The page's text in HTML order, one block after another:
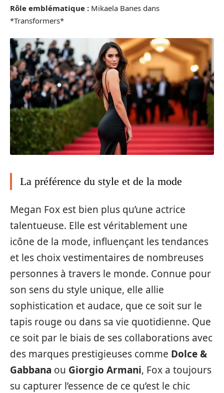
Rôle emblématique : Mikaela Banes dans
*Transformers*
La préférence du style et de la mode
Megan Fox est bien plus qu’une actrice
talentueuse. Elle est véritablement une
icône de la mode, influençant les tendances
et les choix vestimentaires de nombreuses
personnes à travers le monde. Connue pour
son sens du style unique, elle allie
sophistication et audace, que ce soit sur le
tapis rouge ou dans sa vie quotidienne. Que
ce soit par le biais de ses collaborations avec
des marques prestigieuses comme Dolce &
Gabbana ou Giorgio Armani, Fox a toujours
su capturer l’essence de ce qu’est le chic